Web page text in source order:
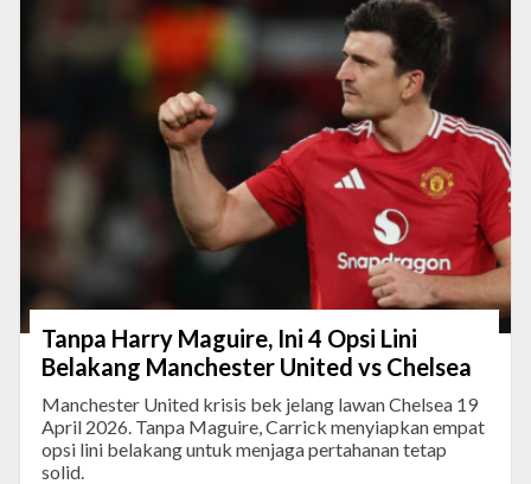
Tanpa Harry Maguire, Ini 4 Opsi Lini
Belakang Manchester United vs Chelsea
Manchester United krisis bek jelang lawan Chelsea 19
April 2026. Tanpa Maguire, Carrick menyiapkan empat
opsi lini belakang untuk menjaga pertahanan tetap
solid.